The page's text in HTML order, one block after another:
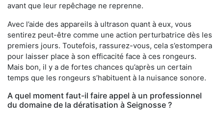
avant que leur repêchage ne reprenne.
Avec l’aide des appareils à ultrason quant à eux, vous
sentirez peut-être comme une action perturbatrice dès les
premiers jours. Toutefois, rassurez-vous, cela s’estompera
pour laisser place à son efficacité face à ces rongeurs.
Mais bon, il y a de fortes chances qu’après un certain
temps que les rongeurs s’habituent à la nuisance sonore.
A quel moment faut-il faire appel à un professionnel
du domaine de la dératisation à Seignosse ?